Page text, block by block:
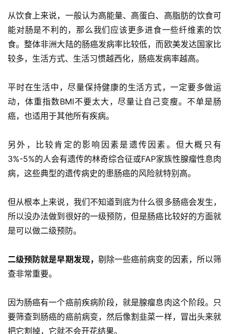
从饮食上来说，一般认为高能量、高蛋白、高脂肪的饮食可
能对肠是不利的，那么我们应该更多进食一些纤维素的饮
食。整体非洲大陆的肠癌发病率比较低，而欧美发达国家比
较多，生活方式、生活习惯越西化，肠癌发病率越高。
平时在生活中，尽量保持健康的生活方式，一定要多做运
动，体重指数BMI不要太大，尽量让自己变瘦。不单是肠
癌，也适用于其他所有疾病。
另外，比较肯定的影响因素是遗传因素。但大概只有
3%-5%的人会有遗传的林奇综合征或FAP家族性腺瘤性息肉
病，这些典型的遗传病史的患肠癌的风险就特别高。
但从根本上来说，我们不知道到底为什么很多肠癌会发生，
所以没办法做到很好的一级预防，但是肠癌比较好的方面就
是可以做二级预防。
二级预防就是早期发现， 剔除一些癌前病变的因素，所以筛
查非常重要。
因为肠癌有一个癌前疾病阶段，就是腺瘤息肉这个阶段。只
要筛查到肠癌的癌前病变，然后像割韭菜一样，冒出头来就
把它割掉，它就不会开花结果。